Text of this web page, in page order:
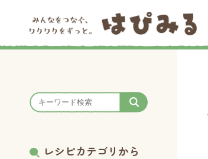
レシピカテゴリから